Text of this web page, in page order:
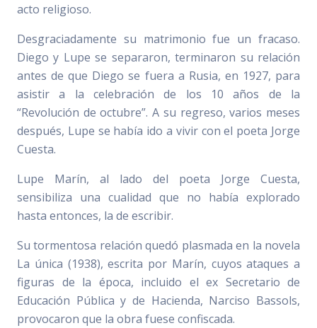
acto religioso.
Desgraciadamente su matrimonio fue un fracaso.
Diego y Lupe se separaron, terminaron su relación
antes de que Diego se fuera a Rusia, en 1927, para
asistir a la celebración de los 10 años de la
“Revolución de octubre”. A su regreso, varios meses
después, Lupe se había ido a vivir con el poeta Jorge
Cuesta.
Lupe Marín, al lado del poeta Jorge Cuesta,
sensibiliza una cualidad que no había explorado
hasta entonces, la de escribir.
Su tormentosa relación quedó plasmada en la novela
La única (1938), escrita por Marín, cuyos ataques a
figuras de la época, incluido el ex Secretario de
Educación Pública y de Hacienda, Narciso Bassols,
provocaron que la obra fuese confiscada.